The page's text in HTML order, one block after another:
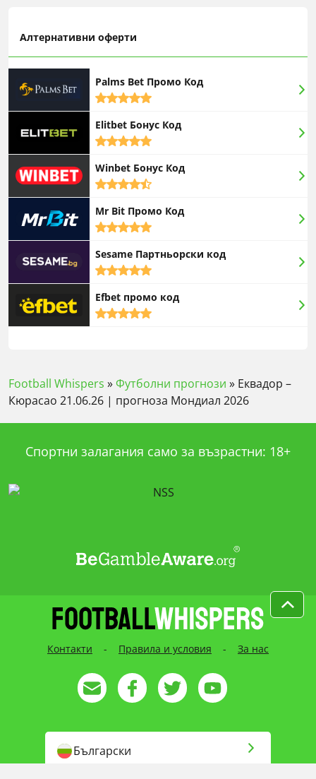
Алтернативни оферти
Palms Bet Промо Код
5,0
Elitbet Бонус Код
5,0
Winbet Бонус Код
4,5
Mr Bit Промо Код
5,0
Sesame Партньорски код
5,0
Efbet промо код
5,0
Football Whispers »Футболни прогнози » Еквадор –
Кюрасао 21.06.26 | прогноза Мондиал 2026
Спортни залагания само за възрастни: 18+
Контакти - Правила и условия - За нас
Български